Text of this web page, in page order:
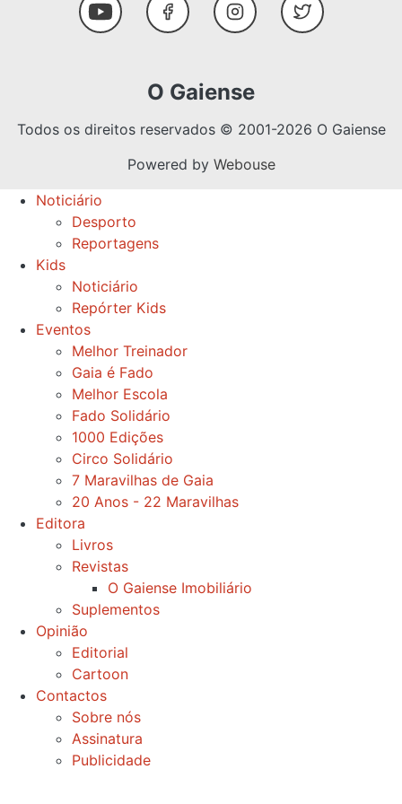
O Gaiense
Todos os direitos reservados © 2001-2026 O Gaiense
Powered by Webouse
Noticiário
Desporto
Reportagens
Kids
Noticiário
Repórter Kids
Eventos
Melhor Treinador
Gaia é Fado
Melhor Escola
Fado Solidário
1000 Edições
Circo Solidário
7 Maravilhas de Gaia
20 Anos - 22 Maravilhas
Editora
Livros
Revistas
O Gaiense Imobiliário
Suplementos
Opinião
Editorial
Cartoon
Contactos
Sobre nós
Assinatura
Publicidade